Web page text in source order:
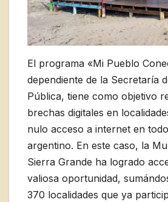
El programa «Mi Pueblo
dependiente de la Secretaría
Pública, tiene como objetivo
brechas digitales en
nulo acceso a internet en
argentino. En este caso, la
Sierra Grande ha logrado
valiosa oportunidad,
370 localidades que ya